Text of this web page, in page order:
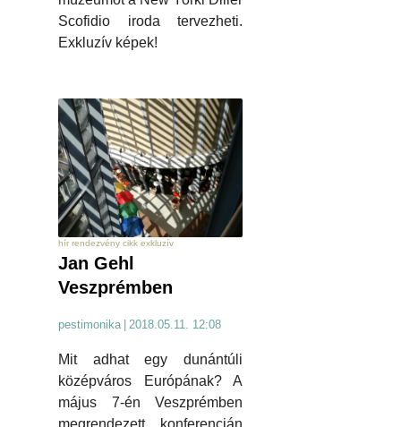
Scofidio iroda tervezheti.
Exkluzív képek!
hír rendezvény cikk exkluzív
Jan Gehl
Veszprémben
pestimonika | 2018.05.11. 12:08
Mit adhat egy dunántúli
középváros Európának? A
május 7-én Veszprémben
megrendezett konferencián